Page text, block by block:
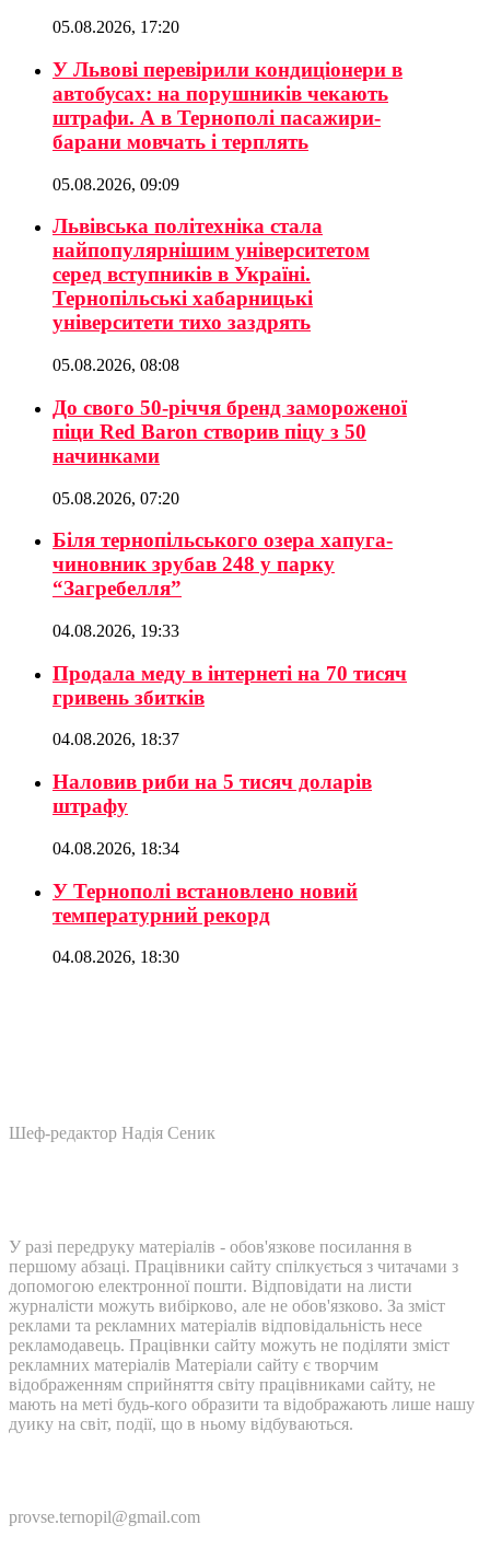
05.08.2026, 17:20
У Львові перевірили кондиціонери в
автобусах: на порушників чекають
штрафи. А в Тернополі пасажири-
барани мовчать і терплять
05.08.2026, 09:09
Львівська політехніка стала
найпопулярнішим університетом
серед вступників в Україні.
Тернопільські хабарницькі
університети тихо заздрять
05.08.2026, 08:08
До свого 50-річчя бренд замороженої
піци Red Baron створив піцу з 50
начинками
05.08.2026, 07:20
Біля тернопільського озера хапуга-
чиновник зрубав 248 у парку
“Загребелля”
04.08.2026, 19:33
Продала меду в інтернеті на 70 тисяч
гривень збитків
04.08.2026, 18:37
Наловив риби на 5 тисяч доларів
штрафу
04.08.2026, 18:34
У Тернополі встановлено новий
температурний рекорд
04.08.2026, 18:30
Шеф-редактор Надія Сеник
У разі передруку матеріалів - обов'язкове посилання в
першому абзаці. Працівники сайту спілкується з читачами з
допомогою електронної пошти. Відповідати на листи
журналісти можуть вибірково, але не обов'язково. За зміст
реклами та рекламних матеріалів відповідальність несе
рекламодавець. Працівнки сайту можуть не поділяти зміст
рекламних матеріалів Матеріали сайту є творчим
відображенням сприйняття світу працівниками сайту, не
мають на меті будь-кого образити та відображають лише нашу
дуику на світ, події, що в ньому відбуваються.
provse.ternopil@gmail.com